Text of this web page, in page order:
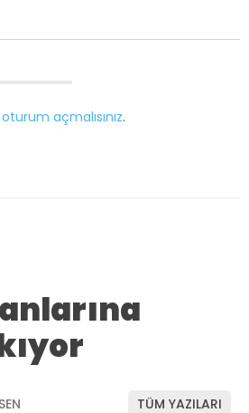
oturum açmalısınız.
TÜM YAZILARI